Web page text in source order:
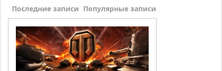
Последние записи Популярные записи